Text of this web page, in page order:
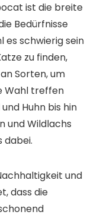
ist die breite
Bedürfnisse
es schwierig sein
zu finden,
Sorten, um
Wahl treffen
Huhn bis hin
und Wildlachs
dabei.
und
dass die